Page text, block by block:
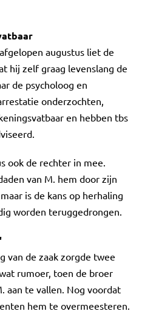
augustus liet de
hij zelf graag levenslang de
de psycholoog en
onderzochten,
en hebben tbs
ook de rechter in mee.
van M. hem door zijn
is de kans op herhaling
worden teruggedrongen.
van de zaak zorgde twee
rumoer, toen de broer
aan te vallen. Nog voordat
hem te overmeesteren.